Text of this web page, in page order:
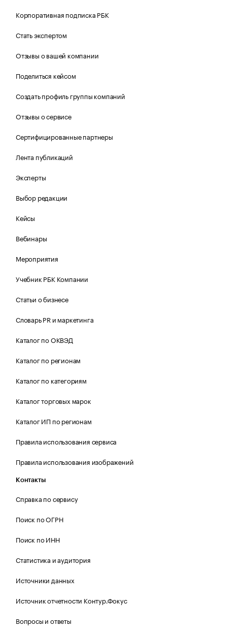
Корпоративная подписка РБК
Стать экспертом
Отзывы о вашей компании
Поделиться кейсом
Создать профиль группы компаний
Отзывы о сервисе
Сертифицированные партнеры
Лента публикаций
Эксперты
Выбор редакции
Кейсы
Вебинары
Мероприятия
Учебник РБК Компании
Статьи о бизнесе
Словарь PR и маркетинга
Каталог по ОКВЭД
Каталог по регионам
Каталог по категориям
Каталог торговых марок
Каталог ИП по регионам
Правила использования сервиса
Правила использования изображений
Контакты
Справка по сервису
Поиск по ОГРН
Поиск по ИНН
Статистика и аудитория
Источники данных
Источник отчетности Контур.Фокус
Вопросы и ответы